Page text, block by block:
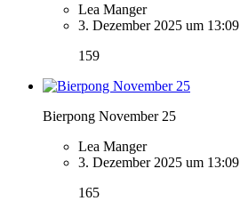
Lea Manger
3. Dezember 2025 um 13:09
159
Bierpong November 25
Lea Manger
3. Dezember 2025 um 13:09
165